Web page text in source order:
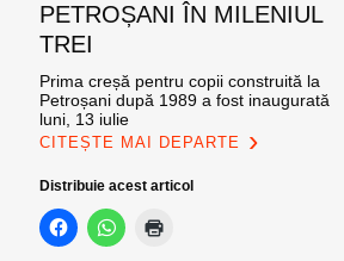
PETROȘANI ÎN MILENIUL
TREI
Prima creșă pentru copii construită la
Petroșani după 1989 a fost inaugurată
luni, 13 iulie
CITEȘTE MAI DEPARTE
Distribuie acest articol